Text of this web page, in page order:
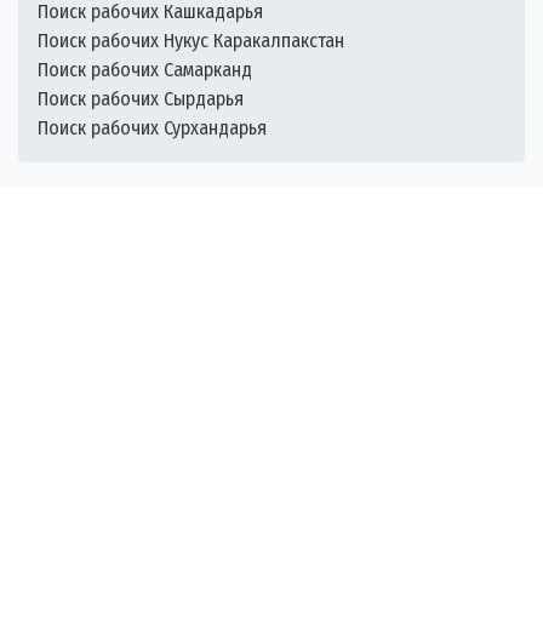
Поиск рабочих Кашкадарья
Поиск рабочих Нукус Каракалпакстан
Поиск рабочих Самарканд
Поиск рабочих Сырдарья
Поиск рабочих Сурхандарья